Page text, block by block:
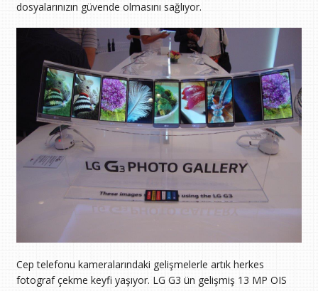
dosyalarınızın güvende olmasını sağlıyor.
Cep telefonu kameralarındaki gelişmelerle artık herkes
fotograf çekme keyfi yaşıyor. LG G3 ün gelişmiş 13 MP OIS